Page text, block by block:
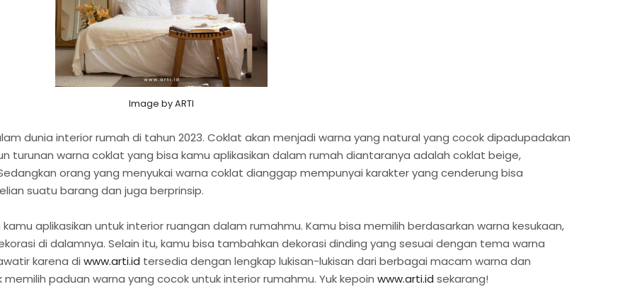
Image by ARTI
dunia interior rumah di tahun 2023. Coklat akan menjadi warna yang natural yang cocok dipadupadakan
turunan warna coklat yang bisa kamu aplikasikan dalam rumah diantaranya adalah coklat beige,
orang yang menyukai warna coklat dianggap mempunyai karakter yang cenderung bisa
suatu barang dan juga berprinsip.
aplikasikan untuk interior ruangan dalam rumahmu. Kamu bisa memilih berdasarkan warna kesukaan,
di dalamnya. Selain itu, kamu bisa tambahkan dekorasi dinding yang sesuai dengan tema warna
karena di www.arti.id tersedia dengan lengkap lukisan-lukisan dari berbagai macam warna dan
paduan warna yang cocok untuk interior rumahmu. Yuk kepoin www.arti.id sekarang!